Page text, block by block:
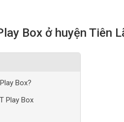
Box ở huyện Tiên
Box?
Play Box